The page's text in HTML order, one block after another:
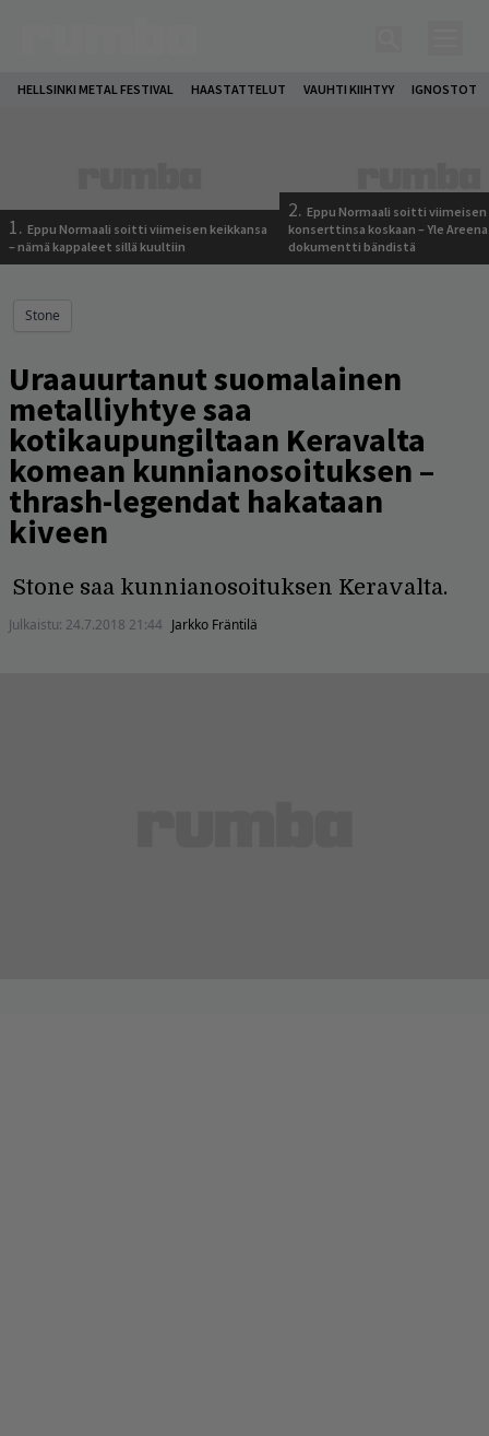
HELLSINKI METAL FESTIVAL HAASTATTELUT VAUHTI KIIHTYY IGNOSTOT
1. Eppu Normaali soitti viimeisen keikkansa
– nämä kappaleet sillä kuultiin
2. Eppu Normaali soitti viimeisen
konserttinsa koskaan – Yle
dokumentti bändistä
Stone
Uraauurtanut suomalainen
metalliyhtye saa
kotikaupungiltaan Keravalta
komean kunnianosoituksen –
thrash-legendat hakataan
kiveen
Stone saa kunnianosoituksen Keravalta.
Julkaistu: 24.7.2018 21:44 Jarkko Fräntilä